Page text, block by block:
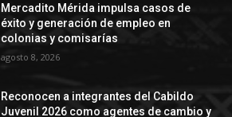
Mercadito Mérida impulsa casos de
éxito y generación de empleo en
colonias y comisarías
agosto 8, 2026
Reconocen a integrantes del Cabildo
Juvenil 2026 como agentes de cambio y